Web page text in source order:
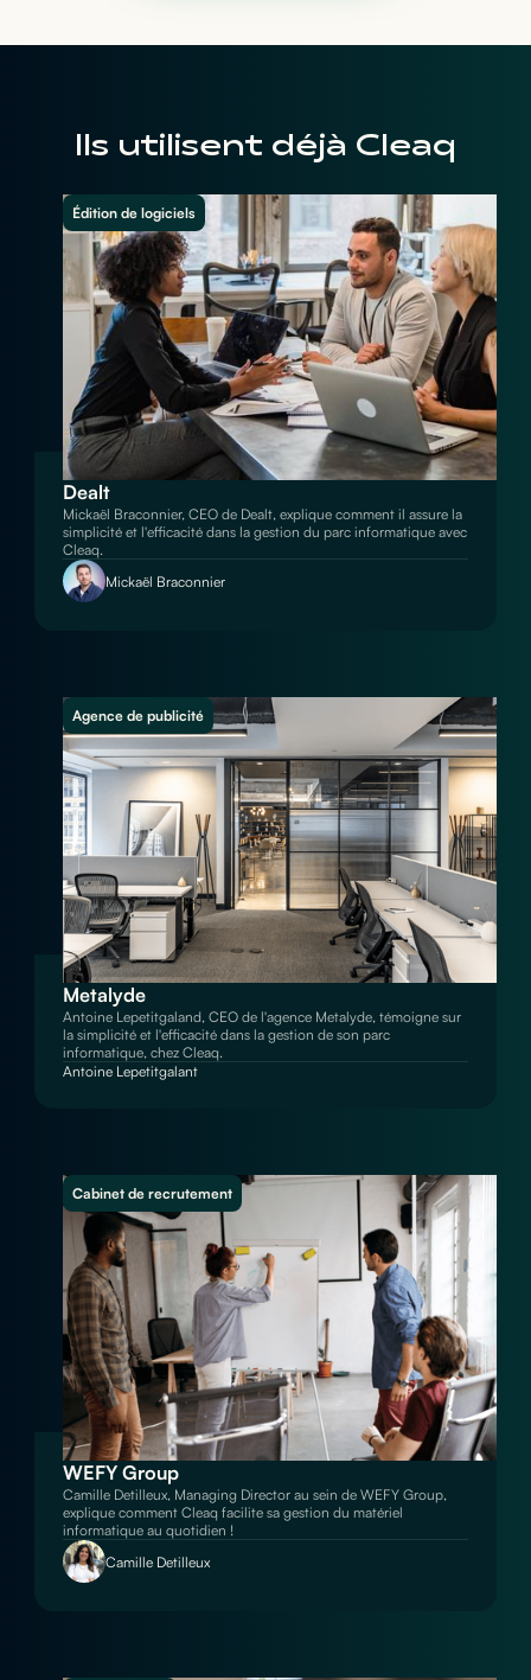
Ils utilisent déjà Cleaq
Édition de logiciels
Dealt
Mickaël Braconnier, CEO de Dealt, explique comment il assure la
simplicité et l'efficacité dans la gestion du parc informatique avec
Cleaq.
Mickaël Braconnier
Agence de publicité
Metalyde
Antoine Lepetitgaland, CEO de l'agence Metalyde, témoigne sur
la simplicité et l'efficacité dans la gestion de son parc
informatique, chez Cleaq.
Antoine Lepetitgalant
Cabinet de recrutement
WEFY Group
Camille Detilleux, Managing Director au sein de WEFY Group,
explique comment Cleaq facilite sa gestion du matériel
informatique au quotidien !
Camille Detilleux